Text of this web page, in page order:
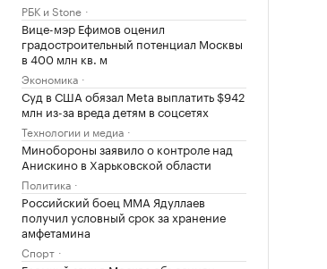
РБК и Stone
Вице-мэр Ефимов оценил
градостроительный потенциал Москвы
в 400 млн кв. м
Экономика
Суд в США обязал Meta выплатить $942
млн из-за вреда детям в соцсетях
Технологии и медиа
Минобороны заявило о контроле над
Анискино в Харьковской области
Политика
Российский боец ММА Ядуллаев
получил условный срок за хранение
амфетамина
Спорт